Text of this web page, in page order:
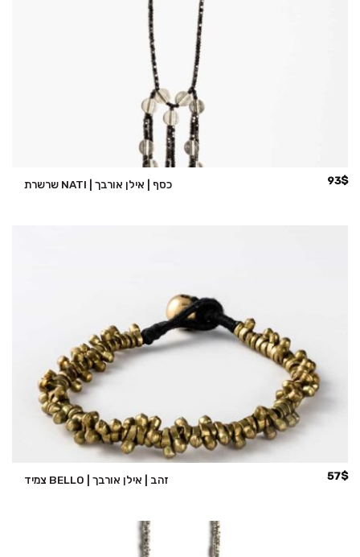
שרשרת NATI | כסף | אילן אורבך 93$
צמיד BELLO | זהב | אילן אורבך 57$